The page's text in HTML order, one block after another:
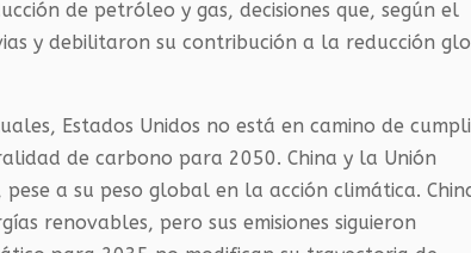
de petróleo y gas, decisiones que, según el
y debilitaron su contribución a la reducción
Estados Unidos no está en camino de
de carbono para 2050. China y la Unión
a su peso global en la acción climática.
renovables, pero sus emisiones siguieron